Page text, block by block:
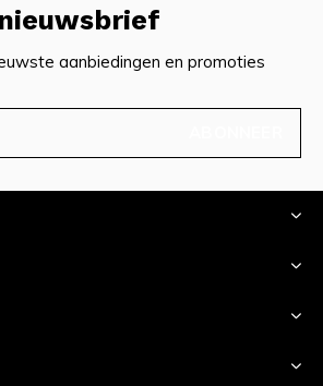
nieuwsbrief
aanbiedingen en promoties